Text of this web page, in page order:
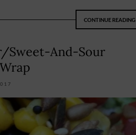
CONTINUE READING
Sweet-And-Sour